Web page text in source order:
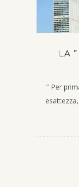
LA
” Per